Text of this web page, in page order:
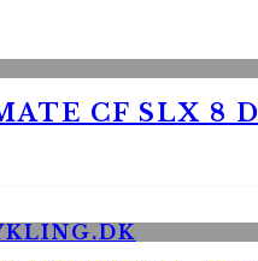
CF SLX 8